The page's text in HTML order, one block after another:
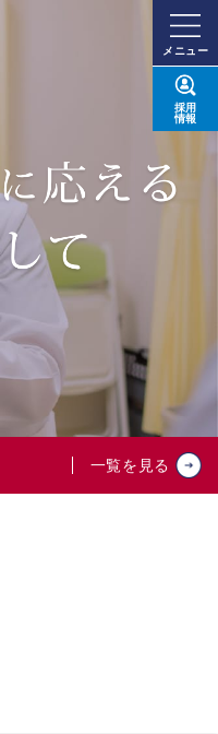
メニュー
採用
情報
一覧を見る